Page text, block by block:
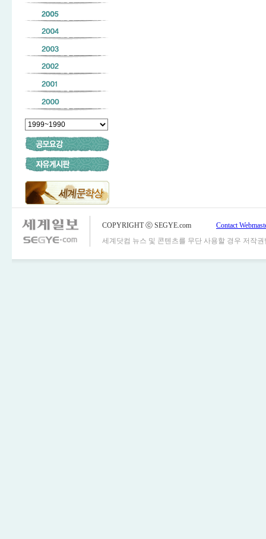
COPYRIGHT ⓒ SEGYE.com
Contact
세계닷컴 뉴스 및 콘텐츠를 무단 사용할 경우 저작